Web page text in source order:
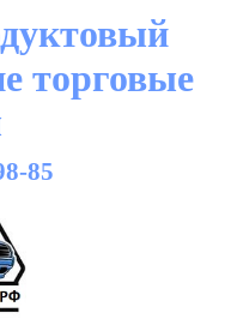
торговые
85